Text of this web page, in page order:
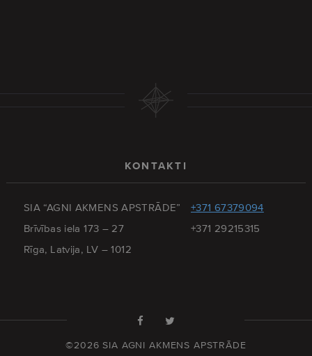
KONTAKTI
SIA “AGNI AKMENS APSTRĀDE”
Brīvības iela 173 – 27
Rīga, Latvija, LV – 1012
+371 67379094
+371 29215315
©2026 SIA AGNI AKMENS APSTRĀDE